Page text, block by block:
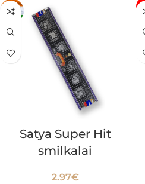
Satya Super Hit
smilkalai
2.97€